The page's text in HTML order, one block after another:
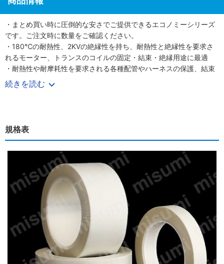
・まとめ買い時に圧倒的な安さでご提供できるエコノミーシリーズ
です。ご注文時に数量をご確認ください。
・180℃の耐熱性、2KVの絶縁性を持ち、耐熱性と絶縁性を要求さ
れるモーター、トランスのコイルの固定・結束・絶縁用途に最適
・耐熱性や耐摩耗性を要求される各種配管やハーネスの保護、結束
に。
・高い耐摩耗性と引張強度によって強度が重視される梱包や固定に
ミスミの低価格新ブランド【エコノミーシリーズ】
【エコノミーシリーズ】とは「よく使う消耗品をもっと安く買いた
い！」「原材料高騰で価格が上がって、困っている！」こうしたお
客様へ価格面のサポートをするブランドです。
品質は大手含め50社以上のお客様から「納得できる品質」「作業効
率に問題なし」と評価いただいた商品を厳選しております。
是非一度お試しください。
順次商品拡大中！特集ページはこちら
続きを読む
規格表